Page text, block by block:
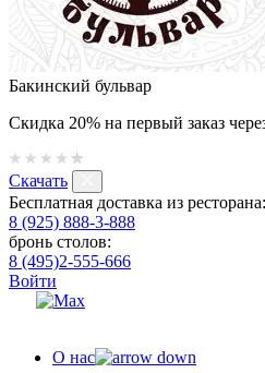
Бакинский бульвар
Скидка 20% на первый заказ
Скачать
Бесплатная доставка из ресторана:
8 (925) 888-3-888
бронь столов:
8 (495)2-555-666
Войти
О нас